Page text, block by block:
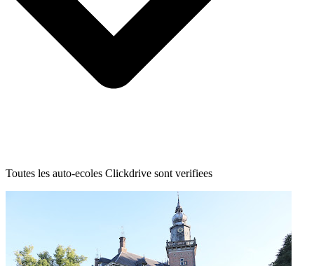
Toutes les auto-ecoles Clickdrive sont verifiees